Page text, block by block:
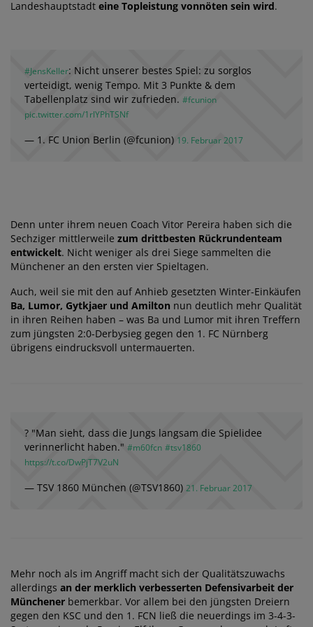
Landeshauptstadt eine Topleistung vonnöten sein wird.
#JensKeller: Nicht unserer bestes Spiel: zu sorglos
verteidigt, wenig Tempo. Mit 3 Punkte & dem
Tabellenplatz sind wir zufrieden. #fcunion
pic.twitter.com/1rlYPhTSNf
— 1. FC Union Berlin (@fcunion) 19. Februar 2017
Denn unter ihrem neuen Coach Vitor Pereira haben sich die
Sechziger mittlerweile zum drittbesten Rückrundenteam
entwickelt. Nicht weniger als drei Siege sammelten die
Münchener an den ersten vier Spieltagen.
Auch, weil sie mit den auf Anhieb gesetzten Winter-Einkäufen
Ba, Lumor, Gytkjaer und Amilton nun deutlich mehr Qualität
in ihren Reihen haben – was Ba und Lumor mit ihren Treffern
zum jüngsten 2:0-Derbysieg gegen den 1. FC Nürnberg
übrigens eindrucksvoll untermauerten.
? "Man sieht, dass die Jungs langsam die Spielidee
verinnerlicht haben." #m60fcn #tsv1860
https://t.co/DwPjT7V2uN
— TSV 1860 München (@TSV1860) 21. Februar 2017
Mehr noch als im Angriff macht sich der Qualitätszuwachs
allerdings an der merklich verbesserten Defensivarbeit der
Münchener bemerkbar. Vor allem bei den jüngsten Dreiern
gegen den KSC und den 1. FCN ließ die neuerdings im 3-4-3-